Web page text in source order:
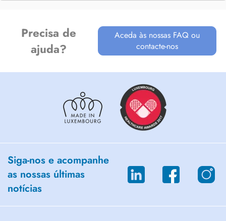
Precisa de
ajuda?
Aceda às nossas FAQ ou
contacte-nos
Siga-nos e acompanhe
as nossas últimas
notícias